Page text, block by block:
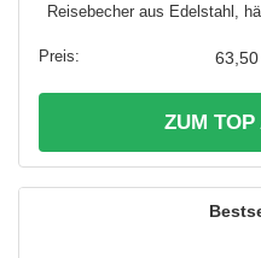
Reisebecher aus Edelstahl,
ZUM